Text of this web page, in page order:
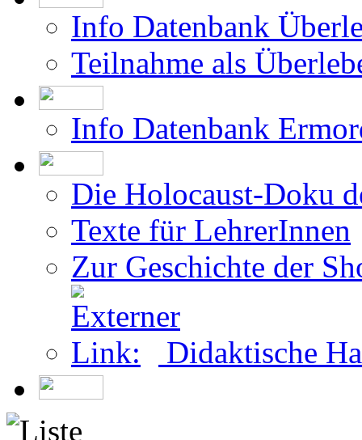
Info Datenbank
Teilnahme als
Info Datenbank
Die Holocaust-Doku
Texte für LehrerInnen
Zur Geschichte der
Didaktische